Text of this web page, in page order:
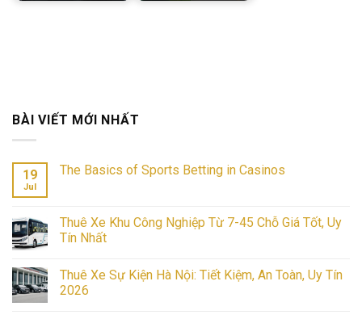
BÀI VIẾT MỚI NHẤT
19
Jul
The Basics of Sports Betting in Casinos
The
Basics
in
Casinos
Thuê Xe Khu Công Nghiệp Từ 7-45 Chỗ Giá Tốt, Uy
Tín Nhất
on
Thuê
Xe
Thuê Xe Sự Kiện Hà Nội: Tiết Kiệm, An Toàn, Uy Tín
2026